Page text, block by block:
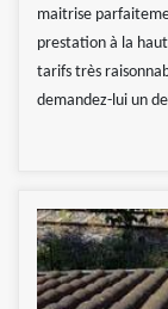
maitrise
prestation à la
tarifs très
demandez-lui un